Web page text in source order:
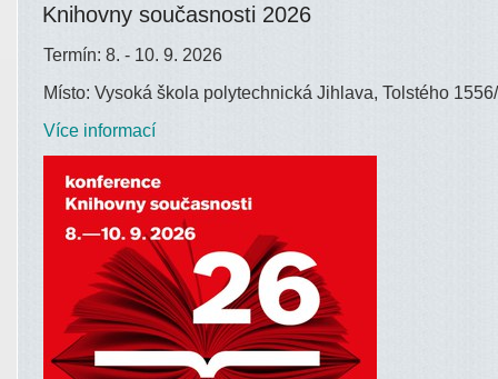
Knihovny současnosti 2026
Termín: 8. - 10. 9. 2026
Místo: Vysoká škola polytechnická Jihlava, Tolstého
Více informací